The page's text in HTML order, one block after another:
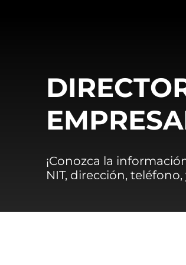
¡Conozca la
NIT, dirección,